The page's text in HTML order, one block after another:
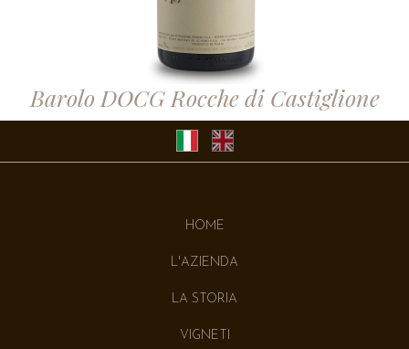
Barolo DOCG Rocche di Castiglione
HOME
L'AZIENDA
LA STORIA
VIGNETI